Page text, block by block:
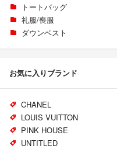
トートバッグ
礼服/喪服
ダウンベスト
お気に入りブランド
CHANEL
LOUIS VUITTON
PINK HOUSE
UNTITLED